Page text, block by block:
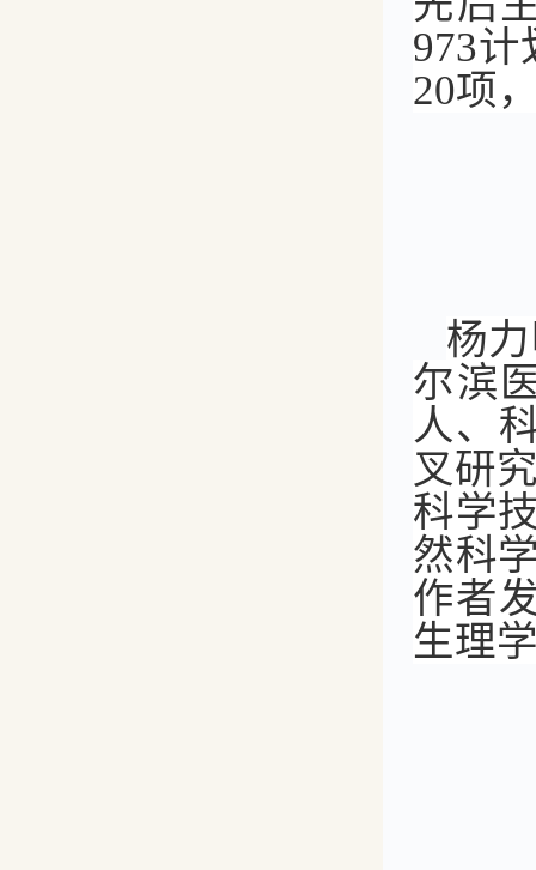
973
20项
杨
尔滨
人、
叉研
科学
然科
作者
生理